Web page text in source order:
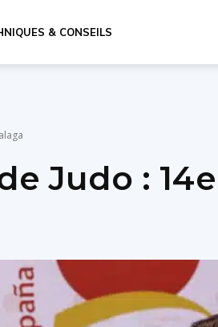
& CONSEILS
Judo :